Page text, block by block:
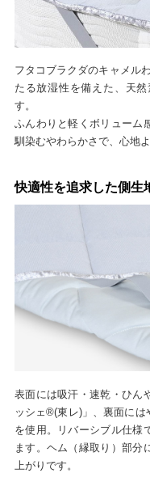
フタコブラクダのキャメル
たる放湿性を備えた、天
す。
ふんわりと軽くボリューム
馴染むやわらかさで、心地
快適性を追求した側生
表面には吸汗・速乾・ひん
ッシェ®(東レ)」、裏面には
を使用。リバーシブル仕様
ます。ヘム（縁取り）部分
上がりです。